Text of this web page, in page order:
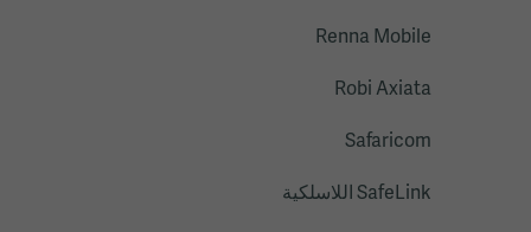
Renna Mobile
Robi Axiata
Safaricom
SafeLink اللاسلكية